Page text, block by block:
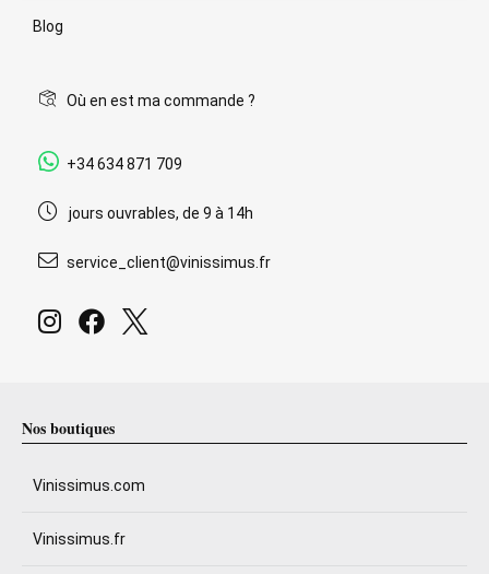
Blog
Où en est ma commande ?
+34 634 871 709
jours ouvrables, de 9 à 14h
service_client@vinissimus.fr
Nos boutiques
Vinissimus.com
Vinissimus.fr